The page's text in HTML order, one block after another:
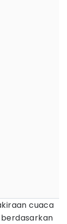
cuaca